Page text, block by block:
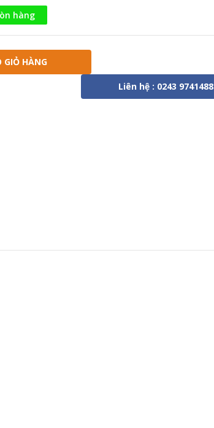
hàng
GIỎ HÀNG
Liên hệ : 0243 9741488